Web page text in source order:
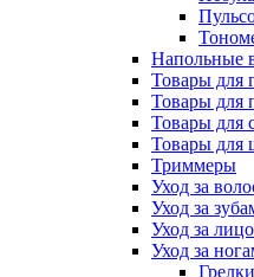
Напольные
Товары для
Товары для
Товары для
Товары для
Триммеры
Уход за
Уход за
Уход за
Уход за